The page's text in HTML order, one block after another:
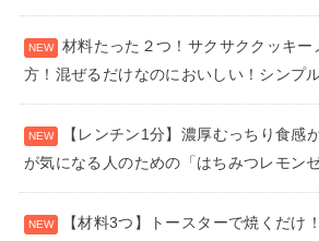
材料たった２つ！サクサククッキー
方！混ぜるだけなのにおいしい！シンプ
【レンチン1分】濃厚むっちり食感
が気になる人のための「はちみつレモンゼ
【材料3つ】トースターで焼くだけ